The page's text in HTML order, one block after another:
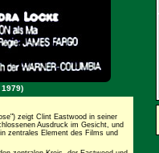
zeigt Clint Eastwood in seiner
Ausdruck im Gesicht, und
zentrales Element des Films und